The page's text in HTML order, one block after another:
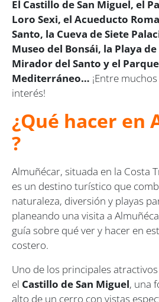
El Castillo de San Miguel, el
Loro Sexi, el Acueducto
Santo, la Cueva de Siete
Museo del Bonsái, la Playa
Mirador del Santo y el
Mediterráneo… ¡Entre
interés!
¿Qué hacer en
?
Almuñécar, situada en la Costa
es un destino turístico que
naturaleza, diversión y playas
planeando una visita a
guía sobre qué ver y hacer en
costero.
Uno de los principales
el Castillo de San Miguel, una
alto de un cerro con vistas